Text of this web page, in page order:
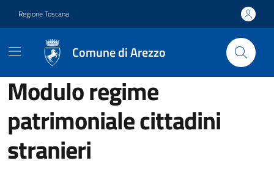
Regione Toscana
Comune di Arezzo
Modulo regime
patrimoniale cittadini
stranieri